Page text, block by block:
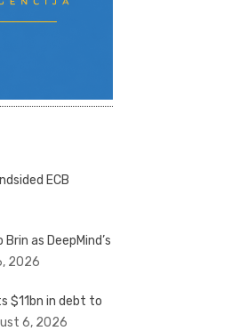
ECB
as DeepMind’s
2026
$11bn in debt to
6, 2026